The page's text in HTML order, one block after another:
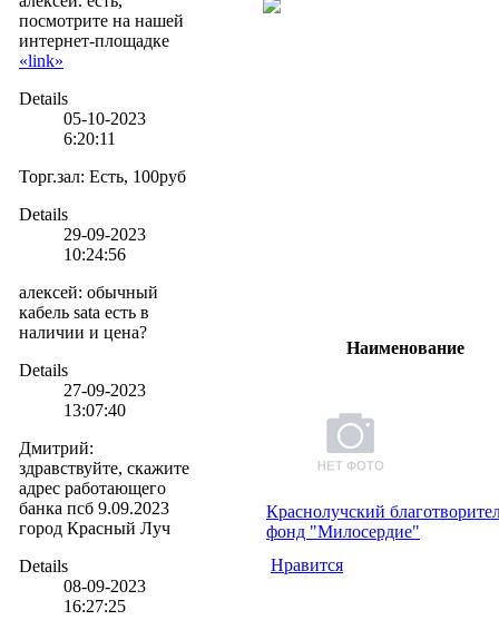
посмотрите на нашей
интернет-площадке
«link»
Details
05-10-2023
6:20:11
Торг.зал: Есть, 100руб
Details
29-09-2023
10:24:56
алексей: обычный
кабель sata есть в
наличии и цена?
Details
27-09-2023
13:07:40
Дмитрий:
здравствуйте, скажите
адрес работающего
банка псб 9.09.2023
город Красный Луч
Details
08-09-2023
16:27:25
Наименование
Краснолучский
фонд "Милосердие"
Нравится